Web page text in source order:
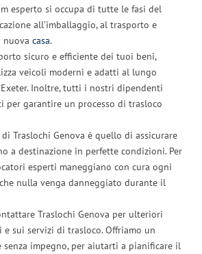
esperto si occupa di tutte le fasi del
all’imballaggio, al trasporto e
nuova casa.
sicuro e efficiente dei tuoi beni,
veicoli moderni e adatti al lungo
Inoltre, tutti i nostri dipendenti
per garantire un processo di trasloco
Traslochi Genova è quello di assicurare
a destinazione in perfette condizioni. Per
esperti maneggiano con cura ogni
nulla venga danneggiato durante il
Traslochi Genova per ulteriori
sui servizi di trasloco. Offriamo un
impegno, per aiutarti a pianificare il